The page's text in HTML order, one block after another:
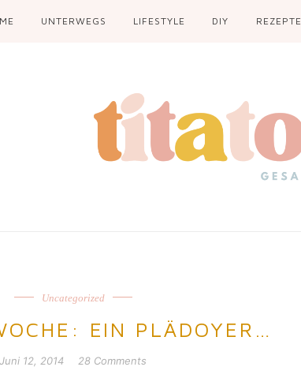
UNTERWEGS LIFESTYLE DIY REZEPTE
Uncategorized
EIN PLÄDOYER…
Juni 12, 2014 28 Comments